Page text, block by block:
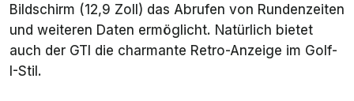
Bildschirm (12,9 Zoll) das Abrufen von Rundenzeiten
und weiteren Daten ermöglicht. Natürlich bietet
auch der GTI die charmante Retro-Anzeige im Golf-
I-Stil.